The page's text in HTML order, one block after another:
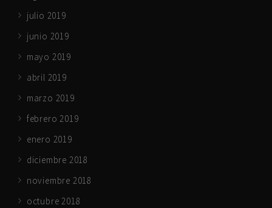
julio 2019
junio 2019
mayo 2019
abril 2019
marzo 2019
febrero 2019
enero 2019
diciembre 2018
noviembre 2018
octubre 2018